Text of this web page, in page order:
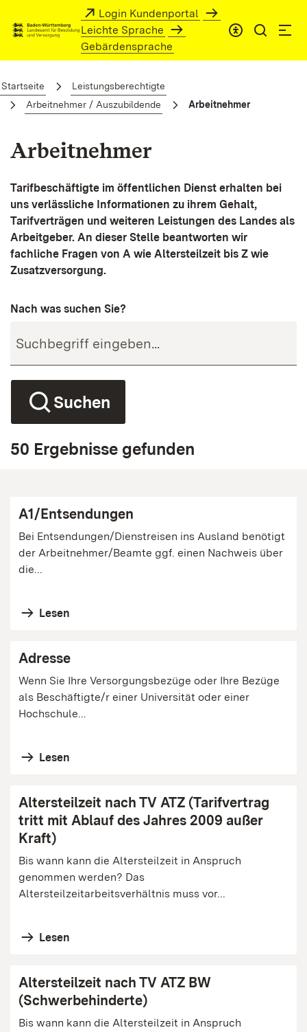
Zum Hauptinhalt springenLogin Kundenportal
Leichte Sprache
Gebärdensprache
Startseite
Leistungsberechtigte
Arbeitnehmer / Auszubildende
Arbeitnehmer
Arbeitnehmer
Tarifbeschäftigte im öffentlichen Dienst erhalten bei
uns verlässliche Informationen zu ihrem Gehalt,
Tarifverträgen und weiteren Leistungen des Landes als
Arbeitgeber. An dieser Stelle beantworten wir
fachliche Fragen von A wie Altersteilzeit bis Z wie
Zusatzversorgung.
Nach was suchen Sie?
Suchen
50 Ergebnisse gefunden
A1/Entsendungen
Bei Entsendungen/Dienstreisen ins Ausland benötigt
der Arbeitnehmer/Beamte ggf. einen Nachweis über
die...
Lesen
Adresse
Wenn Sie Ihre Versorgungsbezüge oder Ihre Bezüge
als Beschäftigte/r einer Universität oder einer
Hochschule...
Lesen
Altersteilzeit nach TV ATZ (Tarifvertrag
tritt mit Ablauf des Jahres 2009 außer
Kraft)
Bis wann kann die Altersteilzeit in Anspruch
genommen werden? Das
Altersteilzeitarbeitsverhältnis muss vor...
Lesen
Altersteilzeit nach TV ATZ BW
(Schwerbehinderte)
Bis wann kann die Altersteilzeit in Anspruch